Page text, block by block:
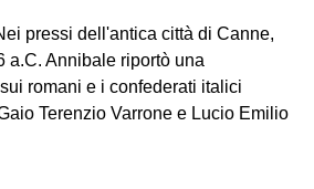
pressi dell'antica città di Canne,
a.C. Annibale riportò una
romani e i confederati italici
Terenzio Varrone e Lucio Emilio